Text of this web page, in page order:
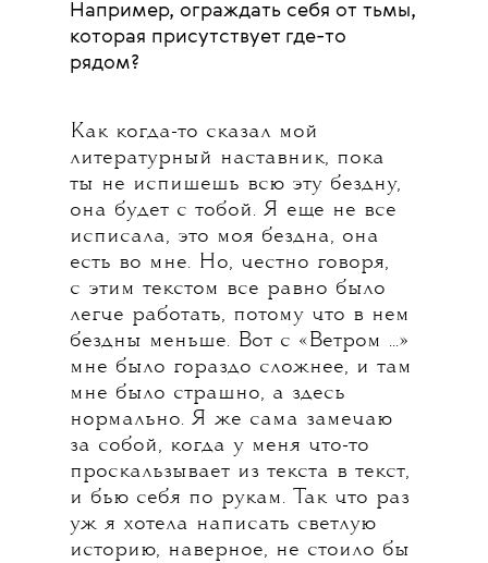
Например, ограждать себя от тьмы,
которая присутствует где-то
рядом?
Как когда-то сказал мой
литературный наставник, пока
ты не испишешь всю эту бездну,
она будет с тобой. Я еще не все
исписала, это моя бездна, она
есть во мне. Но, честно говоря,
с этим текстом все равно было
легче работать, потому что в нем
бездны меньше. Вот с «Ветром ...»
мне было гораздо сложнее, и там
мне было страшно, а здесь
нормально. Я же сама замечаю
за собой, когда у меня что-то
проскальзывает из текста в текст,
и бью себя по рукам. Так что раз
уж я хотела написать светлую
историю, наверное, не стоило бы